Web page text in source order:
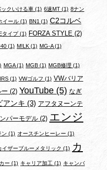
ックいける車 (1) 6速MT (1) 8ナン
イール(1) BN1 (1) C2コルベ
タイプ(1) FORZA STYLE (2)
(1) M!LK(1) MG-A(1)
MGA(1) MGB (1) MGB修理 (1)
(1) VWゴルフ (1) VWバリア
ー (2) YouTube(5) なぎ
アンキ (3) アフタヌーンテ
パーモデル (2) エンジ
ン (1) オースチンヒーレー (1)
イザーブルーメタリック (1) カ
ー (1) キャリア加工 (1) キャンバ